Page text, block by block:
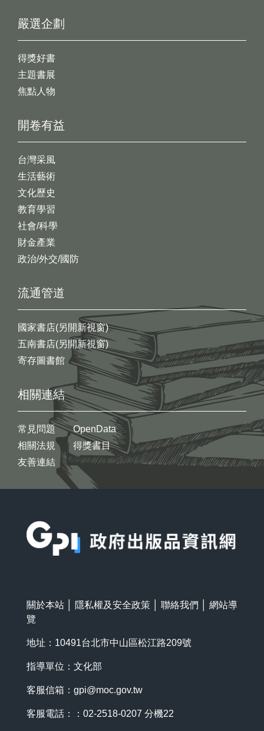
開卷有益
台灣采風
生活藝術
文化歷史
教育學習
社會/科學
財金產業
政治/外交/國防
嚴選企劃
得獎好書
主題書展
焦點人物
流通管道
國家書店(另開新視窗)
五南書店(另開新視窗)
寄存圖書館
相關連結
常見問題
相關法規
友善連結
OpenData
得獎書目
關於本站 隱私權及安全政策 聯絡我們
網站導
覽
地址：10491台北市中山區松江路209號
指導單位：文化部
客服信箱： gpi@moc.gov.tw
客服電話：：02-2518-0207 分機22